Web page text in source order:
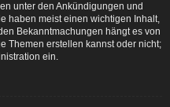
unter den Ankündigungen und
haben meist einen wichtigen Inhalt,
Bekanntmachungen hängt es von
Themen erstellen kannst oder nicht;
ein.